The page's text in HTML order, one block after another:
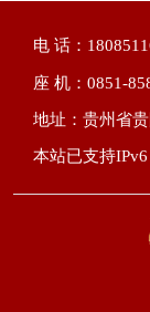
电 话：
座 机：0851-
地址：贵州省
本站已支持IPv6